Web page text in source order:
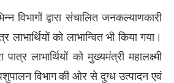
विभागों द्वारा संचालित जनकल्याणकारी
को लाभान्वित भी किया गया।
पात्र लाभार्थियों को मुख्यमंत्री महालक्ष्मी
विभाग की ओर से दुग्ध उत्पादन एवं